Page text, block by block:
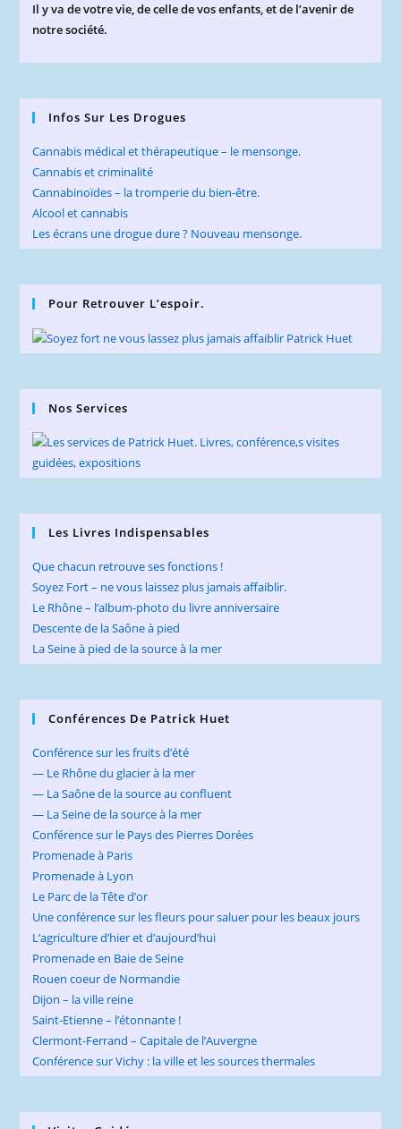
Il y va de votre vie, de celle de vos enfants, et de l’avenir de
notre société.
Infos Sur Les Drogues
Cannabis médical et thérapeutique – le mensonge.
Cannabis et criminalité
Cannabinoïdes – la tromperie du bien-être.
Alcool et cannabis
Les écrans une drogue dure ? Nouveau mensonge.
Pour Retrouver L’espoir.
Nos Services
Les Livres Indispensables
Que chacun retrouve ses fonctions !
Soyez Fort – ne vous laissez plus jamais affaiblir.
Le Rhône – l’album-photo du livre anniversaire
Descente de la Saône à pied
La Seine à pied de la source à la mer
Conférences De Patrick Huet
Conférence sur les fruits d’été
— Le Rhône du glacier à la mer
— La Saône de la source au confluent
— La Seine de la source à la mer
Conférence sur le Pays des Pierres Dorées
Promenade à Paris
Promenade à Lyon
Le Parc de la Tête d’or
Une conférence sur les fleurs pour saluer pour les beaux jours
L’agriculture d’hier et d’aujourd’hui
Promenade en Baie de Seine
Rouen coeur de Normandie
Dijon – la ville reine
Saint-Etienne – l’étonnante !
Clermont-Ferrand – Capitale de l’Auvergne
Conférence sur Vichy : la ville et les sources thermales